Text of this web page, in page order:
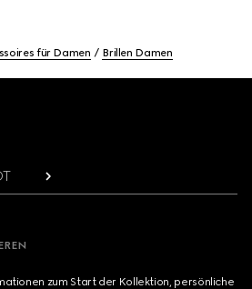
für Damen Brillen Damen
zum Start der Kollektion, persönliche